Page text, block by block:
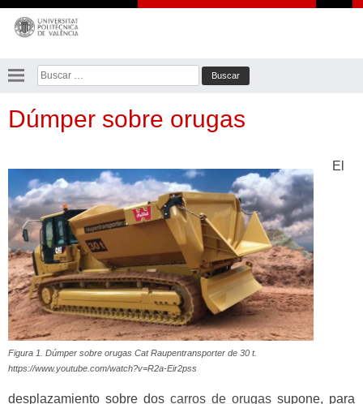
Saltar
contenido
Buscar:
Dúmper sobre orugas
Figura 1. Dúmper sobre orugas Cat Raupentransporter de 30 t.
https://www.youtube.com/watch?v=R2a-Eir2pss
El
desplazamiento sobre dos carros de orugas supone, para